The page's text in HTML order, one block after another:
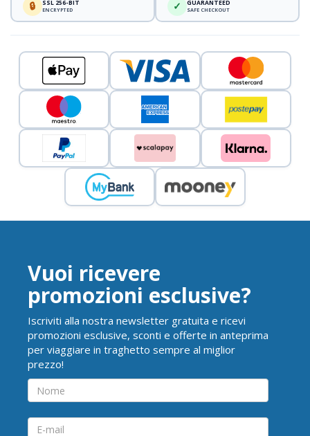
🔒 SSL 256-BIT
ENCRYPTED ✓ GUARANTEED
SAFE CHECKOUT
Vuoi ricevere
promozioni esclusive?
Iscriviti alla nostra newsletter gratuita e ricevi
promozioni esclusive, sconti e offerte in anteprima
per viaggiare in traghetto sempre al miglior
prezzo!